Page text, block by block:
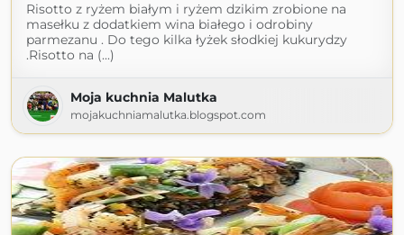
Risotto z ryżem białym i ryżem dzikim zrobione na
masełku z dodatkiem wina białego i odrobiny
parmezanu . Do tego kilka łyżek słodkiej kukurydzy
.Risotto na (...)
Moja kuchnia Malutka
mojakuchniamalutka.blogspot.com